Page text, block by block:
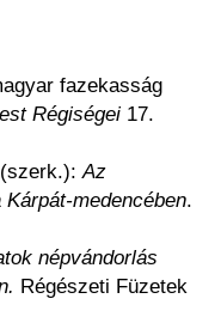
fazekasság
Régiségei17.
(szerk.):Az
medencében.
népvándorlás
Régészeti Füzetek